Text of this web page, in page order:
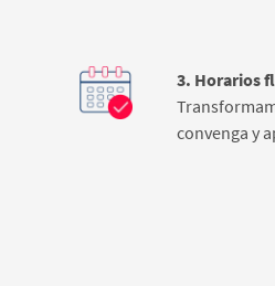
3. Horarios
convenga y